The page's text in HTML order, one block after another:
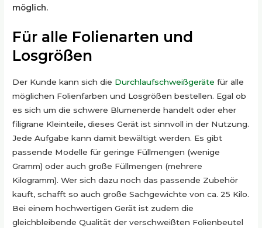
möglich.
Für alle Folienarten und
Losgrößen
Der Kunde kann sich die Durchlaufschweißgeräte für alle
möglichen Folienfarben und Losgrößen bestellen. Egal ob
es sich um die schwere Blumenerde handelt oder eher
filigrane Kleinteile, dieses Gerät ist sinnvoll in der Nutzung.
Jede Aufgabe kann damit bewältigt werden. Es gibt
passende Modelle für geringe Füllmengen (wenige
Gramm) oder auch große Füllmengen (mehrere
Kilogramm). Wer sich dazu noch das passende Zubehör
kauft, schafft so auch große Sachgewichte von ca. 25 Kilo.
Bei einem hochwertigen Gerät ist zudem die
gleichbleibende Qualität der verschweißten Folienbeutel